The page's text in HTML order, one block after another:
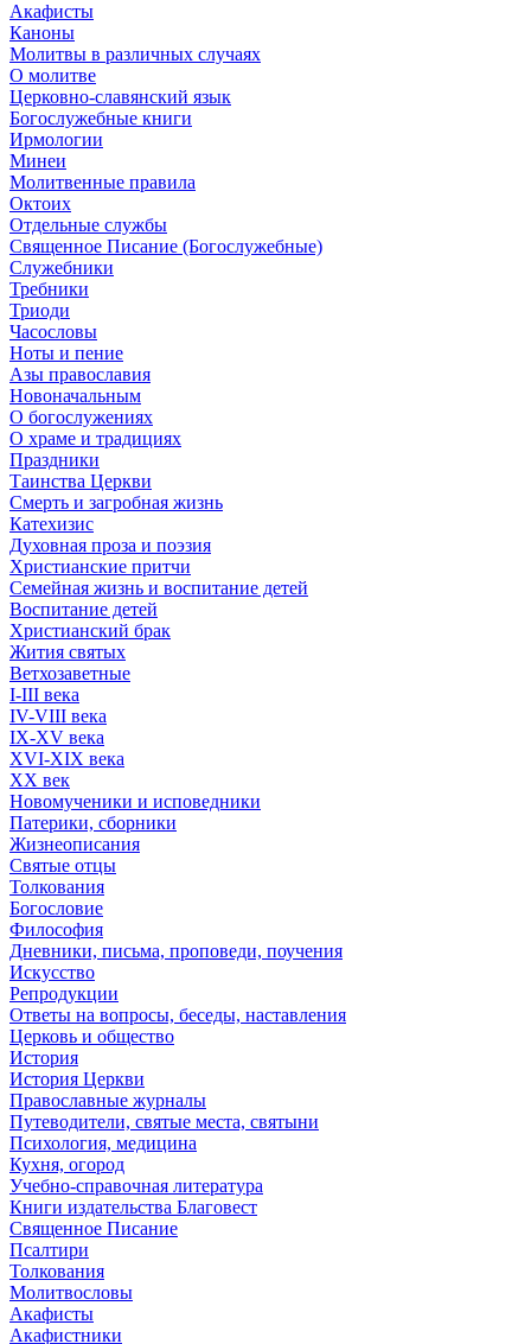
Акафисты
Каноны
Молитвы в различных случаях
О молитве
Церковно-славянский язык
Богослужебные книги
Ирмологии
Минеи
Молитвенные правила
Октоих
Отдельные службы
Священное Писание (Богослужебные)
Служебники
Требники
Триоди
Часословы
Ноты и пение
Азы православия
Новоначальным
О богослужениях
О храме и традициях
Праздники
Таинства Церкви
Смерть и загробная жизнь
Катехизис
Духовная проза и поэзия
Христианские притчи
Семейная жизнь и воспитание детей
Воспитание детей
Христианский брак
Жития святых
Ветхозаветные
I-III века
IV-VIII века
IX-XV века
XVI-XIX века
XX век
Новомученики и исповедники
Патерики, сборники
Жизнеописания
Святые отцы
Толкования
Богословие
Философия
Дневники, письма, проповеди, поучения
Искусство
Репродукции
Ответы на вопросы, беседы, наставления
Церковь и общество
История
История Церкви
Православные журналы
Путеводители, святые места, святыни
Психология, медицина
Кухня, огород
Учебно-справочная литература
Книги издательства Благовест
Священное Писание
Псалтири
Толкования
Молитвословы
Акафисты
Акафистники